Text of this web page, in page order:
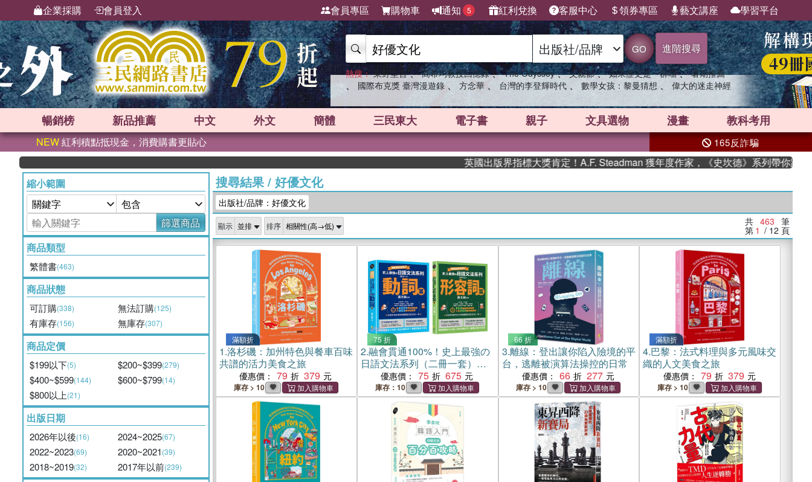
企業採購 會員登入 會員專區 購物車 通知 5 紅利兌換 客服中心 領券專區 藝文講座 學習平台
GO 進階搜尋
熱搜： 東野圭吾 、 高希均教授回憶錄 、 The Odyssey 、 父親節 、 如果歷史是一群喵 、 暑期推薦
、 國際布克獎 臺灣漫遊錄 、 方念華 、 台灣的李登輝時代 、 數學女孩：黎曼猜想 、 偉大的迷走神經
暢銷榜 新品推薦 中文 外文 簡體 三民東大 電子書 親子 文具選物 漫畫 教科考用
NEW紅利積點抵現金，消費購書更貼心 165反詐騙
英國出版界指標大獎肯定！A.F. Steadman 獲年度作家，《史坎德》系列帶你踏上熱血奇幻
縮小範圍
篩選商品
商品類型
繁體書(463)
商品狀態
可訂購(338) 無法訂購(125)
有庫存(156) 無庫存(307)
商品定價
$199以下(5) $200~$399(279)
$400~$599(144) $600~$799(14)
$800以上(21)
出版日期
2026年以後(16) 2024~2025(67)
2022~2023(69) 2020~2021(39)
2018~2019(32) 2017年以前(239)
搜尋結果/ 好優文化
出版社/品牌：好優文化
顯示 排序 共 463 筆
第 1 / 12 頁
滿額折
1.洛杉磯：加州特色與餐車百味
共譜的活力美食之旅
優惠價： 79 379
庫存 > 10
75 折
2.融會貫通100%！史上最強の
日語文法系列（二冊一套）：
動詞篇、形容詞篇
優惠價： 75 675
庫存：10
66 折
3.離線：登出讓你陷入險境的平
台，逃離被演算法操控的日常
優惠價： 66 277
庫存 > 10
滿額折
4.巴黎：法式料理與多元風味交
織的人文美食之旅
優惠價： 79 379
庫存 > 10